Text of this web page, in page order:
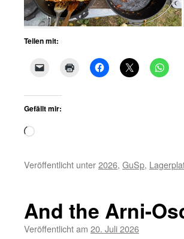
Teilen mit:
Gefällt mir:
Wird
Veröffentlicht unter2026, GuSp,
And the Arni-
Veröffentlicht am 20. Juli 2026